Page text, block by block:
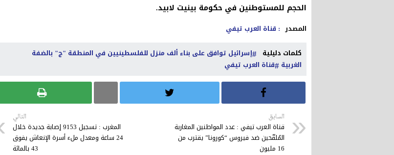
الحجم للمستوطنين في حكومة بينيت لابيد.
المصدر : قناة العرب تيفي
كلمات دليلية
إسرائيل توافق على بناء ألف منزل للفلسطينيين في المنطقة "ج" بالضفة
الغربية قناة العرب تيفي
السابق
قناة العرب تيفي : عدد المواطنين المغاربة
المُلقّحين ضد فيروس “كورونا” يقترب من
16 مليون
التالي
المغرب : تسجيل 9153 إصابة جديدة خلال
24 ساعة ومعدل ملء أسرة الإنعاش يفوق
43 بالمائة